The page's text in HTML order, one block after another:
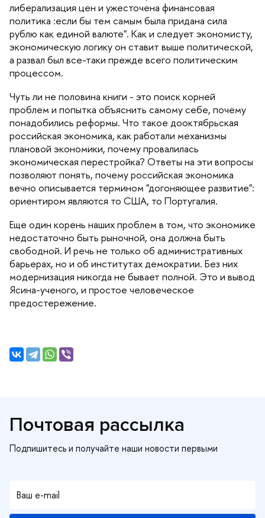
либерализация цен и ужесточена финансовая
политика :если бы тем самым была придана сила
рублю как единой валюте". Как и следует экономисту,
экономическую логику он ставит выше политической,
а развал был все-таки прежде всего политическим
процессом.
Чуть ли не половина книги - это поиск корней
проблем и попытка объяснить самому себе, почему
понадобились реформы. Что такое дооктябрьская
российская экономика, как работали механизмы
плановой экономики, почему провалилась
экономическая перестройка? Ответы на эти вопросы
позволяют понять, почему российская экономика
ечно описывается термином "догоняющее развитие":
ориентиром являются то США, то Португалия.
Еще один корень наших проблем в том, что экономике
недостаточно быть рыночной, она должна быть
свободной. И речь не только об административных
арьерах, но и об институтах демократии. Без них
модернизация никогда не бывает полной. Это и вывод
Ясина-ученого, и простое человеческое
предостережение.
Почтовая рассылка